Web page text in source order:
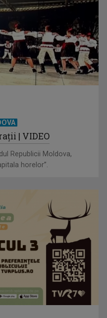
din opera lui Mihail
vine cu informații
| VIDEO
Republicii Moldova,
horelor”.